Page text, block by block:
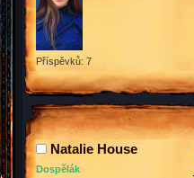
Příspěvků: 7
Natalie House
Dospělák